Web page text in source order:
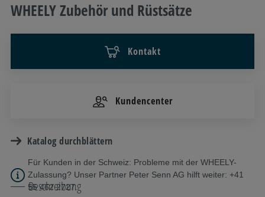
WHEELY Zubehör und Rüstsätze
Kontakt
Kundencenter
Katalog durchblättern
Für Kunden in der Schweiz: Probleme mit der WHEELY-
Zulassung? Unser Partner Peter Senn AG hilft weiter: +41
55 462 2727.
Beschreibung